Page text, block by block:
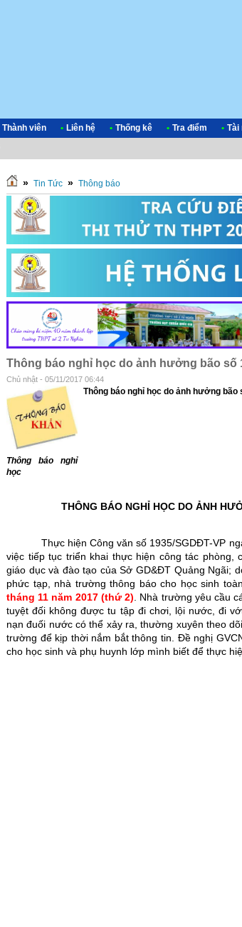
Thành viên • Liên hệ • Thống kê • Tra điểm • Tài
» Tin Tức » Thông báo
Thông báo nghỉ học do ảnh hưởng bão số
Chủ nhật - 05/11/2017 06:44
Thông báo nghỉ
học
Thông báo nghỉ học do ảnh hưởng bão
THÔNG BÁO NGHỈ HỌC DO ẢNH
Thực hiện Công văn số 1935/SGDĐT-VP
việc tiếp tục triển khai thực hiện công tác phòng,
giáo dục và đào tạo của Sở GD&ĐT Quảng Ngãi;
phức tạp, nhà trường thông báo cho học sinh
tháng 11 năm 2017 (thứ 2) . Nhà trường yêu cầu
tuyệt đối không được tu tập đi chơi, lội nước, đi
nạn đuối nước có thể xảy ra, thường xuyên theo
trường để kịp thời nắm bắt thông tin. Đề nghị
cho học sinh và phụ huynh lớp mình biết để thực
<Đã